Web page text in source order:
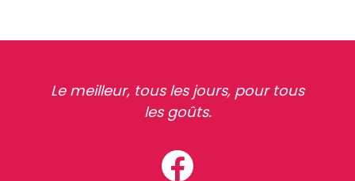
Le meilleur, tous les jours, pour tous
les goûts.